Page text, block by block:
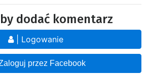
dodać komentarz
| Logowanie
przez Facebook